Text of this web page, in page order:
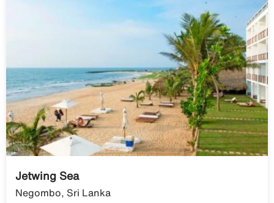
Jetwing Sea
Negombo, Sri Lanka